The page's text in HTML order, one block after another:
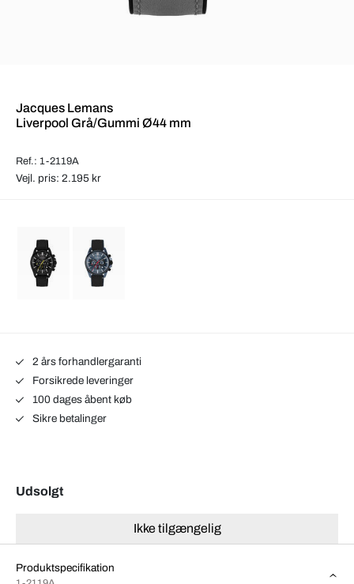
Jacques Lemans
Liverpool Grå/Gummi Ø44 mm
Ref.: 1-2119A
Vejl. pris: 2.195 kr
2 års forhandlergaranti
Forsikrede leveringer
100 dages åbent køb
Sikre betalinger
Udsolgt
Ikke tilgængelig
Produktspecifikation